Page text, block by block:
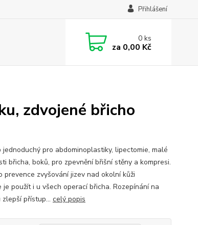
Přihlášení
0ks
za 0,00 Kč
zdvojené břicho
pro abdominoplastiky, lipectomie, malé
břicha, boků, pro zpevnění břišní stěny a kompresi.
prevence zvyšování jizev nad okolní kůži
je použít i u všech operací břicha. Rozepínání na
přístup... celý popis